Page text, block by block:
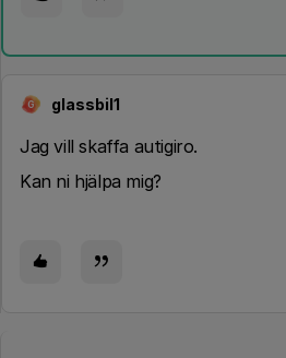
G glassbil1
Jag vill skaffa autigiro.
Kan ni hjälpa mig?